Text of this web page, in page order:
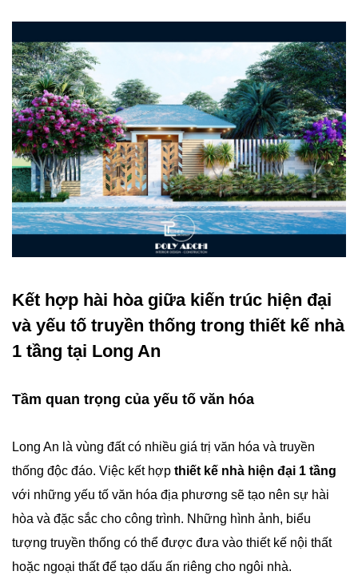
Kết hợp hài hòa giữa kiến trúc hiện đại
và yếu tố truyền thống trong thiết kế nhà
1 tầng tại Long An
Tầm quan trọng của yếu tố văn hóa
Long An là vùng đất có nhiều giá trị văn hóa và truyền
thống độc đáo. Việc kết hợp thiết kế nhà hiện đại 1 tầng
với những yếu tố văn hóa địa phương sẽ tạo nên sự hài
hòa và đặc sắc cho công trình. Những hình ảnh, biểu
tượng truyền thống có thể được đưa vào thiết kế nội thất
hoặc ngoại thất để tạo dấu ấn riêng cho ngôi nhà.